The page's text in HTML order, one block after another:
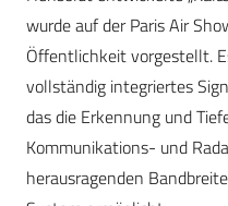
wurde auf der Paris Air
Öffentlichkeit vorgestellt.
vollständig integriertes
das die Erkennung und
Kommunikations- und
herausragenden